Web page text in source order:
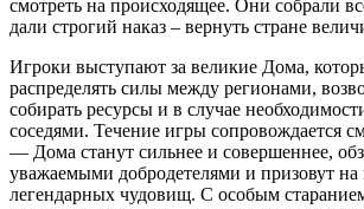
смотреть на происходящее. Они собрали
дали строгий наказ – вернуть стране
Игроки выступают за великие Дома,
распределять силы между регионами,
собирать ресурсы и в случае
соседями. Течение игры сопровождается
— Дома станут сильнее и совершеннее,
уважаемыми добродетелями и призовут
легендарных чудовищ. С особым